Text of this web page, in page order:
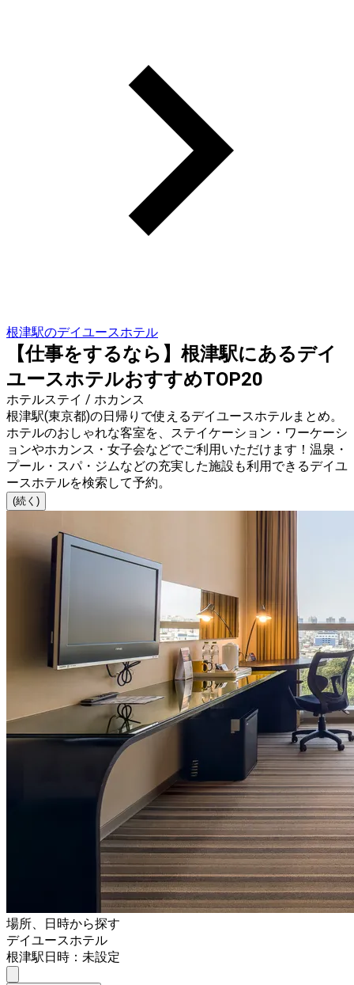
根津駅のデイユースホテル
【仕事をするなら】根津駅にあるデイ
ユースホテルおすすめTOP20
ホテルステイ / ホカンス
根津駅(東京都)の日帰りで使えるデイユースホテルまとめ。
ホテルのおしゃれな客室を、ステイケーション・ワーケーシ
ョンやホカンス・女子会などでご利用いただけます！温泉・
プール・スパ・ジムなどの充実した施設も利用できるデイユ
ースホテルを検索して予約。
(続く)
場所、日時から探す
デイユースホテル
根津駅日時：未設定